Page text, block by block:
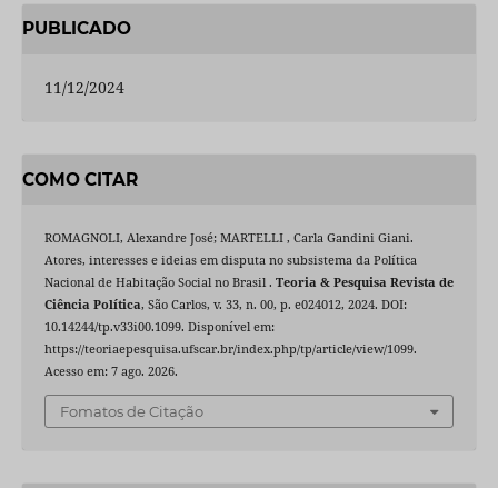
PUBLICADO
11/12/2024
COMO CITAR
ROMAGNOLI, Alexandre José; MARTELLI , Carla Gandini Giani.
Atores, interesses e ideias em disputa no subsistema da Política
Nacional de Habitação Social no Brasil . Teoria & Pesquisa Revista de
Ciência Política, São Carlos, v. 33, n. 00, p. e024012, 2024. DOI:
10.14244/tp.v33i00.1099. Disponível em:
https://teoriaepesquisa.ufscar.br/index.php/tp/article/view/1099.
Acesso em: 7 ago. 2026.
Fomatos de Citação